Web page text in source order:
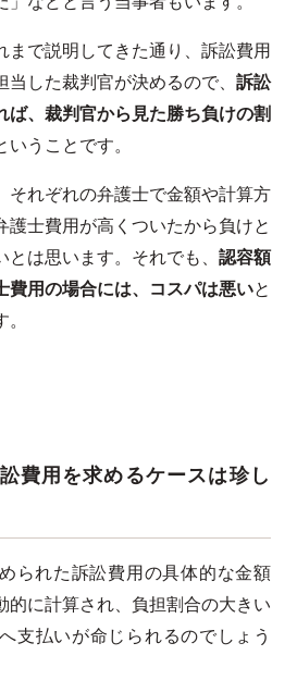
まで説明してきた通り、訴訟費用
した裁判官が決めるので、 訴訟
ば、裁判官から見た勝ち負けの割
いうことです。
それぞれの弁護士で金額や計算方
護士費用が高くついたから負けと
は思います。それでも、 認容額
費用の場合には、コスパは悪いと
費用を求めるケースは珍し
れた訴訟費用の具体的な金額
的に計算され、負担割合の大きい
支払いが命じられるのでしょう